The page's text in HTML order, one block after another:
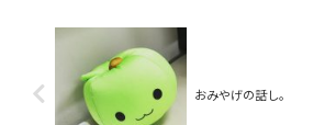
おみやげの話し。